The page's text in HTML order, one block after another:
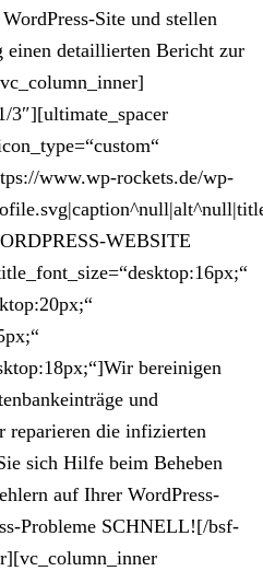
Site und stellen
einen detaillierten Bericht zur
3″][ultimate_spacer
www.wp-rockets.de/wp-
WEBSITE
bereinigen
und
reparieren die infizierten
sich Hilfe beim Beheben
auf Ihrer WordPress-
Probleme SCHNELL![/bsf-